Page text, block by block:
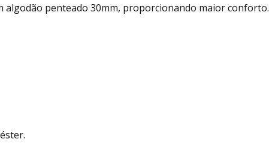
algodão penteado 30mm, proporcionando maior conforto.